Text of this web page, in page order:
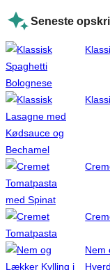
Seneste
Nem